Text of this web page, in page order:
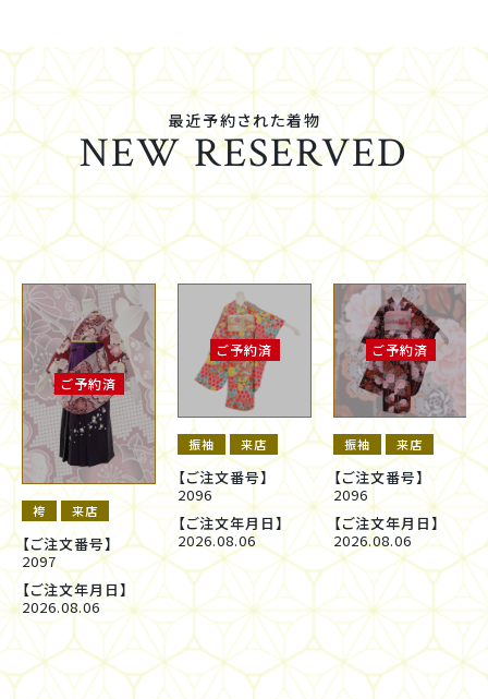
最近予約された着物
NEW RESERVED
ご予約済
袴 来店
【ご注文番号】
2097
【ご注文年月日】
2026.08.06
ご予約済
振袖 来店
【ご注文番号】
2096
【ご注文年月日】
2026.08.06
ご予約済
振袖 来店
【ご注文番号】
2096
【ご注文年月日】
2026.08.06